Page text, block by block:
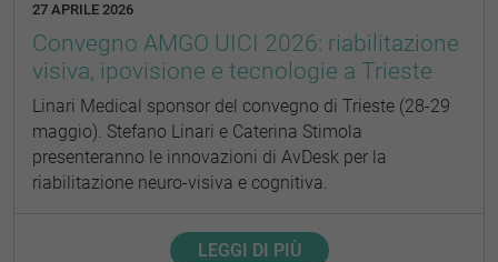
27 APRILE 2026
Convegno AMGO UICI 2026: riabilitazione
visiva, ipovisione e tecnologie a Trieste
Linari Medical sponsor del convegno di Trieste (28-29
maggio). Stefano Linari e Caterina Stimola
presenteranno le innovazioni di AvDesk per la
riabilitazione neuro-visiva e cognitiva.
LEGGI DI PIÙ